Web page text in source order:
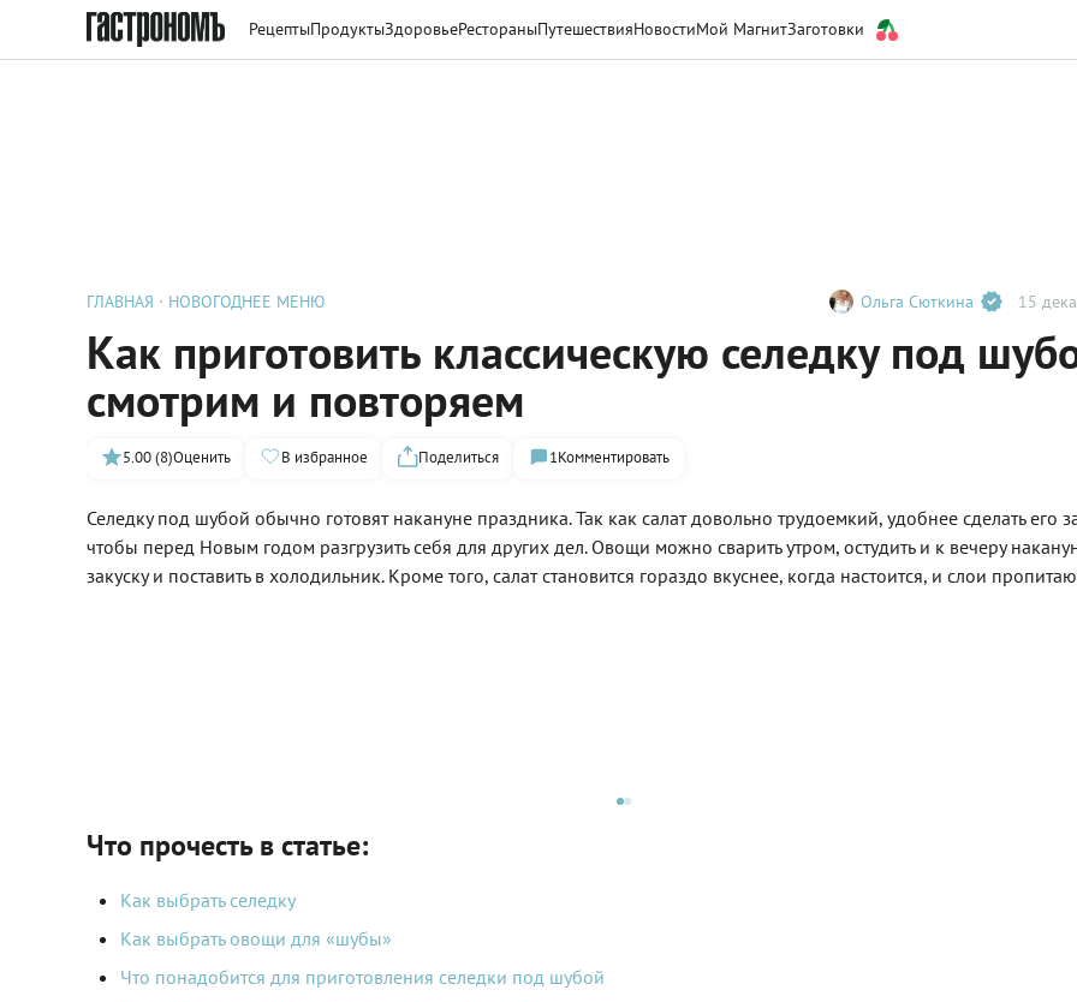
РецептыПродуктыЗдоровьеРестораныПутешествияНовостиМой МагнитЗаготовки
ГЛАВНАЯ НОВОГОДНЕЕ МЕНЮ Ольга Сюткина 15
Как приготовить классическую селедку под
смотрим и повторяем
5.00 (8)Оценить В избранное Поделиться 1Комментировать
Селедку под шубой обычно готовят накануне праздника. Так как салат довольно трудоемкий, удобнее сделать его
чтобы перед Новым годом разгрузить себя для других дел. Овощи можно сварить утром, остудить и к вечеру
закуску и поставить в холодильник. Кроме того, салат становится гораздо вкуснее, когда настоится, и слои
Что прочесть в статье:
Как выбрать селедку
Как выбрать овощи для «шубы»
Что понадобится для приготовления селедки под шубой